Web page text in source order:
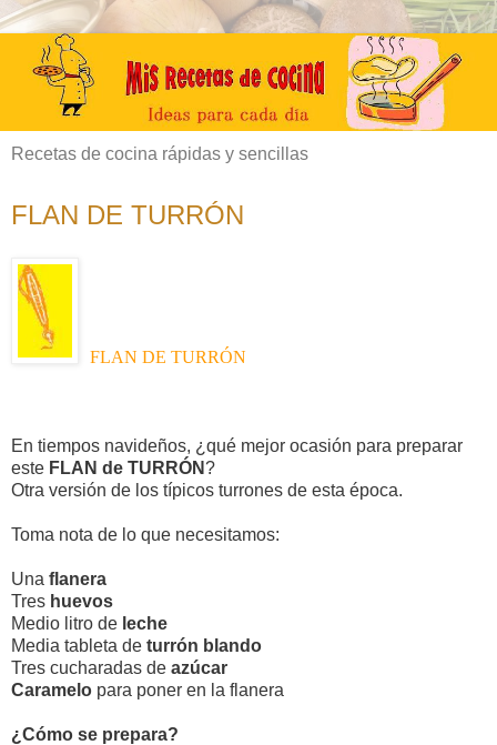
Recetas de cocina rápidas y sencillas
FLAN DE TURRÓN
FLAN DE TURRÓN
En tiempos navideños, ¿qué mejor ocasión para preparar
este FLAN de TURRÓN?
Otra versión de los típicos turrones de esta época.
Toma nota de lo que necesitamos:
Una flanera
Tres huevos
Medio litro de leche
Media tableta de turrón blando
Tres cucharadas de azúcar
Caramelo para poner en la flanera
¿Cómo se prepara?